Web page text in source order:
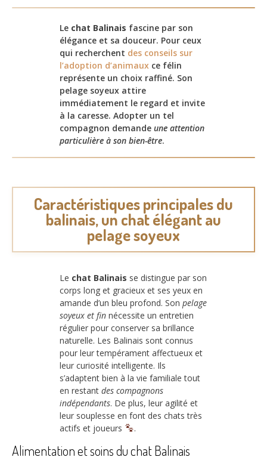
Le chat Balinais fascine par son
élégance et sa douceur. Pour ceux
qui recherchent des conseils sur
l’adoption d’animaux ce félin
représente un choix raffiné. Son
pelage soyeux attire
immédiatement le regard et invite
à la caresse. Adopter un tel
compagnon demande une attention
particulière à son bien-être.
Caractéristiques principales du
balinais, un chat élégant au
pelage soyeux
Le chat Balinais se distingue par son
corps long et gracieux et ses yeux en
amande d’un bleu profond. Son pelage
soyeux et fin nécessite un entretien
régulier pour conserver sa brillance
naturelle. Les Balinais sont connus
pour leur tempérament affectueux et
leur curiosité intelligente. Ils
s’adaptent bien à la vie familiale tout
en restant des compagnons
indépendants. De plus, leur agilité et
leur souplesse en font des chats très
actifs et joueurs
.
Alimentation et soins du chat Balinais